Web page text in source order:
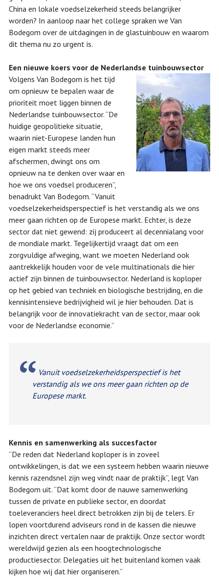
China en lokale voedselzekerheid steeds belangrijker
worden? In aanloop naar het college spraken we Van
Bodegom over de uitdagingen in de glastuinbouw en waarom
dit thema nu zo urgent is.
Een nieuwe koers voor de Nederlandse tuinbouwsector
Volgens Van Bodegom is het tijd
om opnieuw te bepalen waar de
prioriteit moet liggen binnen de
Nederlandse tuinbouwsector. “De
huidige geopolitieke situatie,
waarin niet-Europese landen hun
eigen markt steeds meer
afschermen, dwingt ons om
opnieuw na te denken over waar en
hoe we ons voedsel produceren”,
benadrukt Van Bodegom. “Vanuit
voedselzekerheidsperspectief is het verstandig als we ons
meer gaan richten op de Europese markt. Echter, is deze
sector dat niet gewend: zij produceert al decennialang voor
de mondiale markt. Tegelijkertijd vraagt dat om een
zorgvuldige afweging, want we moeten Nederland ook
aantrekkelijk houden voor de vele multinationals die hier
actief zijn binnen de tuinbouwsector. Nederland is koploper
op het gebied van techniek en biologische bestrijding, en die
kennisintensieve bedrijvigheid wil je hier behouden. Dat is
belangrijk voor de innovatiekracht van de sector, maar ook
voor de Nederlandse economie.”
Vanuit voedselzekerheidsperspectief is het
verstandig als we ons meer gaan richten op de
Europese markt.
Kennis en samenwerking als succesfactor
“De reden dat Nederland koploper is in zoveel
ontwikkelingen, is dat we een systeem hebben waarin nieuwe
kennis razendsnel zijn weg vindt naar de praktijk”, legt Van
Bodegom uit. “Dat komt door de nauwe samenwerking
tussen de private en publieke sector, en doordat
toeleveranciers heel direct betrokken zijn bij de telers. Er
lopen voortdurend adviseurs rond in de kassen die nieuwe
inzichten direct vertalen naar de praktijk. Onze sector wordt
wereldwijd gezien als een hoogtechnologische
productiesector. Delegaties uit het buitenland komen vaak
kijken hoe wij dat hier organiseren.”